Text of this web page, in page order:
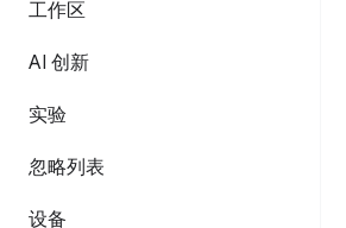
工作区
AI 创新
实验
忽略列表
设备